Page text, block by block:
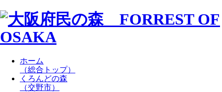
ホーム
（総合トップ）
くろんどの森
（交野市）